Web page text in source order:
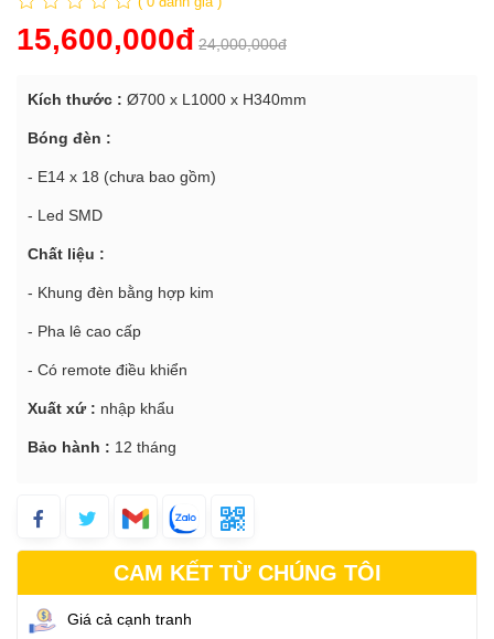
15,600,000đ 24,000,000đ
Kích thước : Ø700 x L1000 x H340mm
Bóng đèn :
- E14 x 18 (chưa bao gồm)
- Led SMD
Chất liệu :
- Khung đèn bằng hợp kim
- Pha lê cao cấp
- Có remote điều khiển
Xuất xứ : nhập khẩu
Bảo hành : 12 tháng
CAM KẾT TỪ CHÚNG TÔI
Giá cả cạnh tranh